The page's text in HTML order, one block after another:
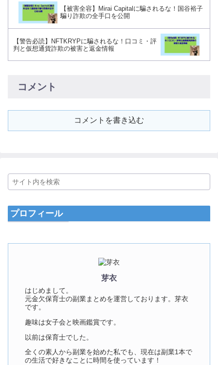
【被害全容】Mirai Capitalに騙されるな！国谷裕子
騙り詐欺の全手口を公開
【警告必読】NFTKRYPに騙されるな！口コミ・評
判と仮想通貨詐欺の被害と返金情報
コメント
コメントを書き込む
プロフィール
芽衣
はじめまして。
元金欠保育士の副業まとめを運営しております。芽衣
です。
趣味は女子会と映画鑑賞です。
以前は保育士でした。
全くの素人から副業を始めた私でも、現在は副業1本で
の生活で好きなことに時間を使っています！